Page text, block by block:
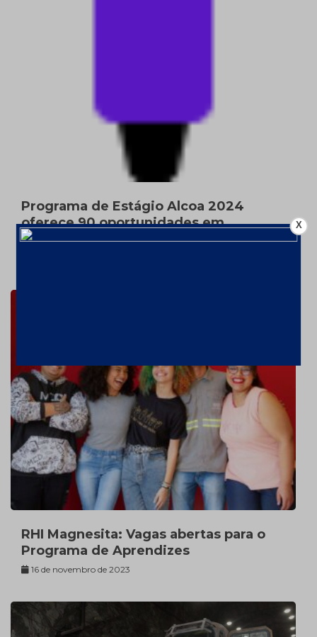
Programa de Estágio Alcoa 2024
oferece 90 oportunidades em
diferentes regiões do Brasil
RHI Magnesita: Vagas abertas para o
Programa de Aprendizes
16 de novembro de 2023
X